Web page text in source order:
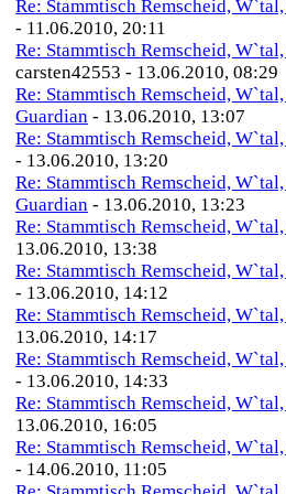
Re: Stammtisch Remscheid,
- 11.06.2010, 20:11
Re: Stammtisch Remscheid,
carsten42553 - 13.06.2010, 08:29
Re: Stammtisch Remscheid,
Guardian - 13.06.2010, 13:07
Re: Stammtisch Remscheid,
- 13.06.2010, 13:20
Re: Stammtisch Remscheid,
Guardian - 13.06.2010, 13:23
Re: Stammtisch Remscheid,
13.06.2010, 13:38
Re: Stammtisch Remscheid,
- 13.06.2010, 14:12
Re: Stammtisch Remscheid,
13.06.2010, 14:17
Re: Stammtisch Remscheid,
- 13.06.2010, 14:33
Re: Stammtisch Remscheid,
13.06.2010, 16:05
Re: Stammtisch Remscheid,
- 14.06.2010, 11:05